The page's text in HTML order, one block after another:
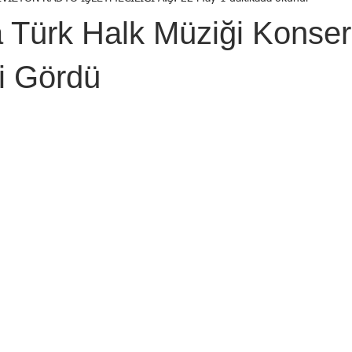
Yekta AYDIN
Türk Halk Müziği
Gördü